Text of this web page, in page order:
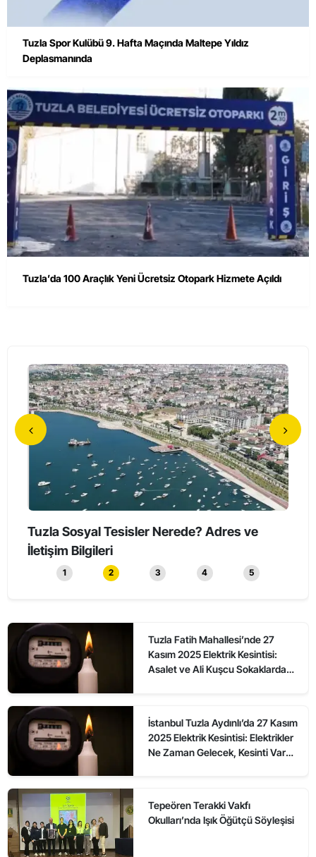
Tuzla Spor Kulübü 9. Hafta Maçında Maltepe Yıldız
Deplasmanında
Tuzla’da 100 Araçlık Yeni Ücretsiz Otopark Hizmete Açıldı
Tuzla’da Erkeklerin Katıldığı Sessiz Yürüyüş
Düzenlendi
1 2 3 4 5
Tuzla Fatih Mahallesi’nde 27
Kasım 2025 Elektrik Kesintisi:
Asalet ve Ali Kuşcu Sokaklarda
İstanbul Tuzla Aydınlı’da 27 Kasım
2025 Elektrik Kesintisi: Elektrikler
Ne Zaman Gelecek, Kesinti Var
Tepeören Terakki Vakfı
Okulları’nda Işık Öğütçü Söyleşisi